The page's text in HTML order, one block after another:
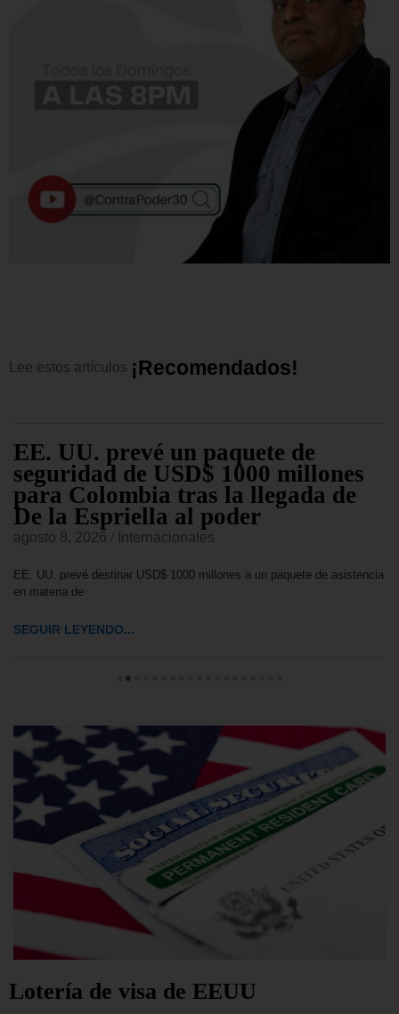
Lee estos artículos ¡Recomendados!
EE. UU. prevé un paquete de
seguridad de USD$ 1000 millones
para Colombia tras la llegada de
De la Espriella al poder
agosto 8, 2026 Internacionales
EE. UU. prevé destinar USD$ 1000 millones a un paquete de asistencia
en materia de
SEGUIR LEYENDO...
Lotería de visa de EEUU